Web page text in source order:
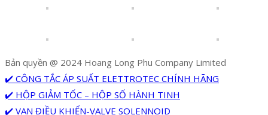
Bản quyền @ 2024 Hoang Long Phu Company Limited
✔️ CÔNG TẮC ÁP SUẤT ELETTROTEC CHÍNH HÃNG
✔️ HỘP GIẢM TỐC – HỘP SỐ HÀNH TINH
✔️ VAN ĐIỀU KHIỂN-VALVE SOLENNOID